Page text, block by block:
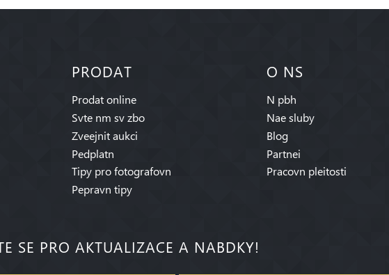
PRODAT
Prodat online
Svte nm sv zbo
Zveejnit aukci
Pedplatn
Tipy pro fotografovn
Pepravn tipy
O NS
N pbh
Nae sluby
Blog
Partnei
Pracovn pleitosti
SE PRO AKTUALIZACE A NABDKY!